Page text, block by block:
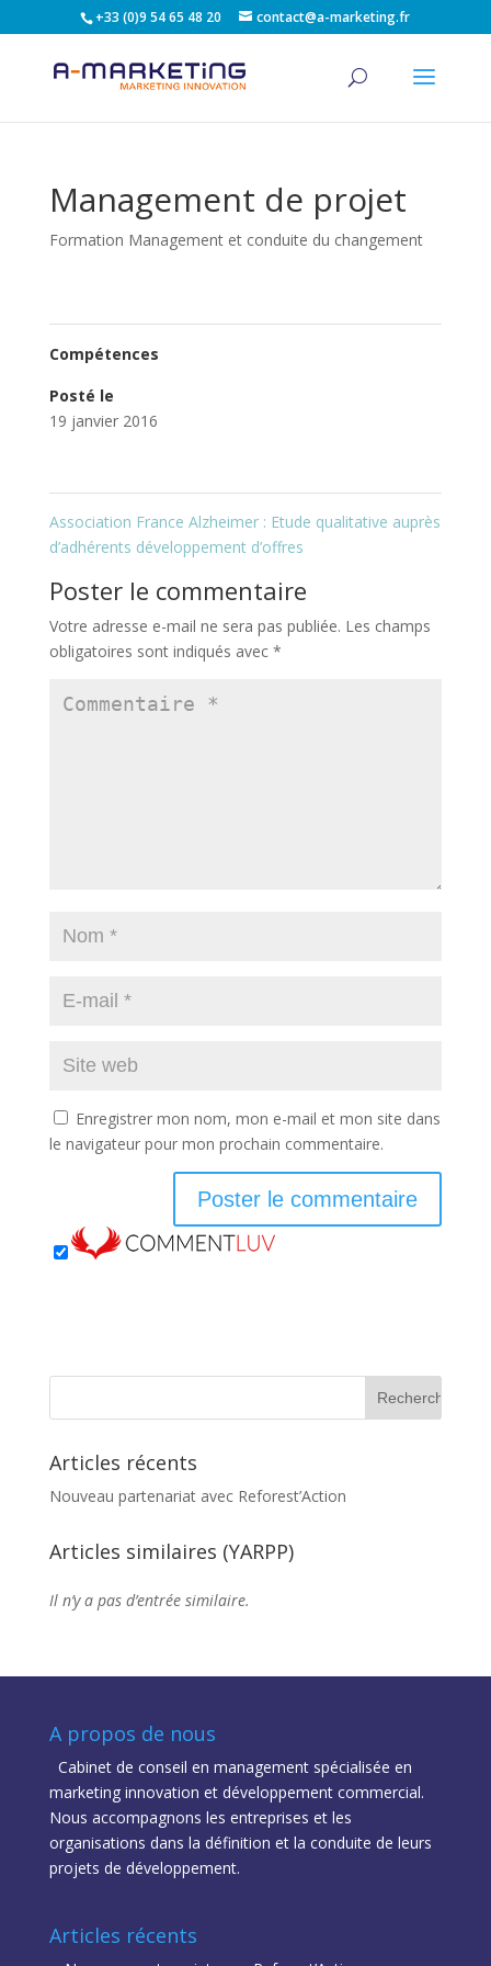
+33 (0)9 54 65 48 20 contact@a-marketing.fr
Management de projet
Formation Management et conduite du changement
Compétences
Posté le
19 janvier 2016
Association France Alzheimer : Etude qualitative auprès
d’adhérents développement d’offres
Poster le commentaire
Votre adresse e-mail ne sera pas publiée. Les champs
obligatoires sont indiqués avec *
Enregistrer mon nom, mon e-mail et mon site dans
le navigateur pour mon prochain commentaire.
Articles récents
Nouveau partenariat avec Reforest’Action
Articles similaires (YARPP)
Il n’y a pas d’entrée similaire.
A propos de nous
Cabinet de conseil en management spécialisée en
marketing innovation et développement commercial.
Nous accompagnons les entreprises et les
organisations dans la définition et la conduite de leurs
projets de développement.
Articles récents